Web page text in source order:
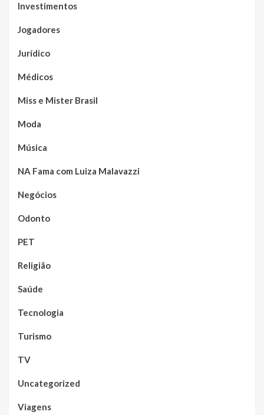
Investimentos
Jogadores
Jurídico
Médicos
Miss e Mister Brasil
Moda
Música
NA Fama com Luiza Malavazzi
Negócios
Odonto
PET
Religião
Saúde
Tecnologia
Turismo
TV
Uncategorized
Viagens